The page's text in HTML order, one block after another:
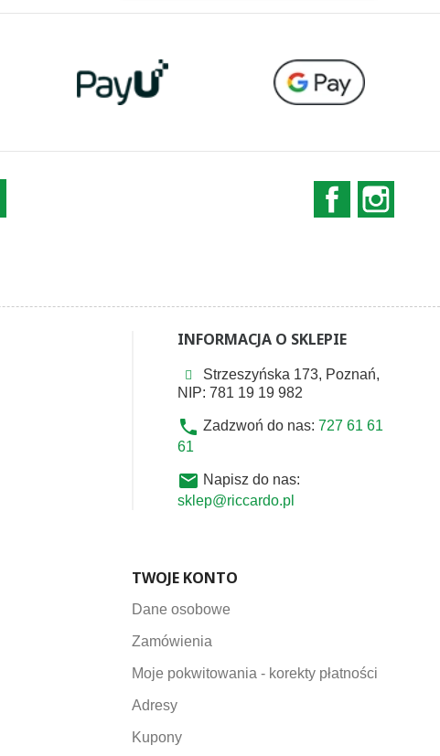
Facebook
INFORMACJA O SKLEPIE
Strzeszyńska 173, Poznań,
NIP: 781 19 19 982
phone Zadzwoń do nas: 727 61 61
61
email Napisz do nas:
sklep@riccardo.pl
TWOJE KONTO
Dane osobowe
Zamówienia
Moje pokwitowania - korekty płatności
Adresy
Kupony